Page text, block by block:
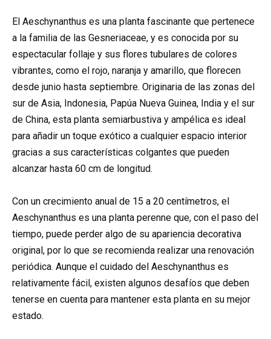
El Aeschynanthus es una planta fascinante que pertenece
a la familia de las Gesneriaceae, y es conocida por su
espectacular follaje y sus flores tubulares de colores
vibrantes, como el rojo, naranja y amarillo, que florecen
desde junio hasta septiembre. Originaria de las zonas del
sur de Asia, Indonesia, Papúa Nueva Guinea, India y el sur
de China, esta planta semiarbustiva y ampélica es ideal
para añadir un toque exótico a cualquier espacio interior
gracias a sus características colgantes que pueden
alcanzar hasta 60 cm de longitud.
Con un crecimiento anual de 15 a 20 centímetros, el
Aeschynanthus es una planta perenne que, con el paso del
tiempo, puede perder algo de su apariencia decorativa
original, por lo que se recomienda realizar una renovación
periódica. Aunque el cuidado del Aeschynanthus es
relativamente fácil, existen algunos desafíos que deben
tenerse en cuenta para mantener esta planta en su mejor
estado.